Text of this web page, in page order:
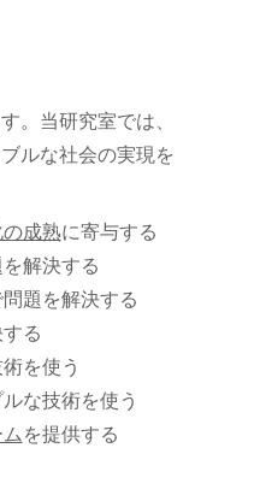
。当研究室では、
ルな社会の実現を
成熟に寄与する
を解決する
題を解決する
る
を使う
な技術を使う
を提供する